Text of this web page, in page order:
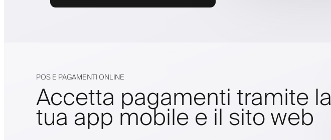
POS E PAGAMENTI ONLINE
Accetta pagamenti tramite la
tua app mobile e il sito web